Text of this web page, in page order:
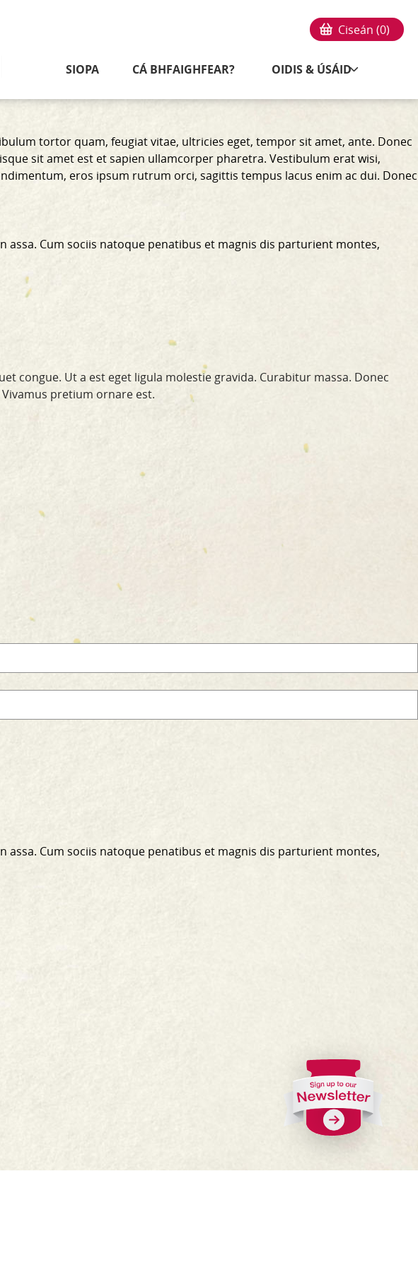
Ciseán (0)
SIOPA CÁ BHFAIGHFEAR? OIDIS & ÚSÁID
tortor quam, feugiat vitae, ultricies eget, tempor sit amet, ante. Donec
sit amet est et sapien ullamcorper pharetra. Vestibulum erat wisi,
eros ipsum rutrum orci, sagittis tempus lacus enim ac dui. Donec
Cum sociis natoque penatibus et magnis dis parturient montes,
congue. Ut a est eget ligula molestie gravida. Curabitur massa. Donec
pretium ornare est.
Cum sociis natoque penatibus et magnis dis parturient montes,